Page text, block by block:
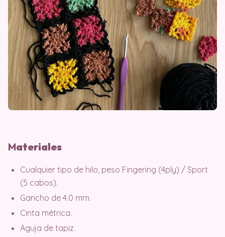
Materiales
Cualquier tipo de hilo, peso Fingering (4ply) / Sport
(5 cabos).
Gancho de 4.0 mm.
Cinta métrica.
Aguja de tapiz.